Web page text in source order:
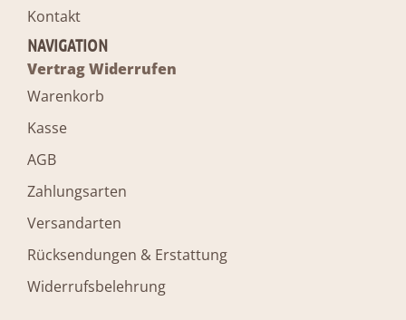
Kontakt
NAVIGATION
Vertrag Widerrufen
Warenkorb
Kasse
AGB
Zahlungsarten
Versandarten
Rücksendungen & Erstattung
Widerrufsbelehrung